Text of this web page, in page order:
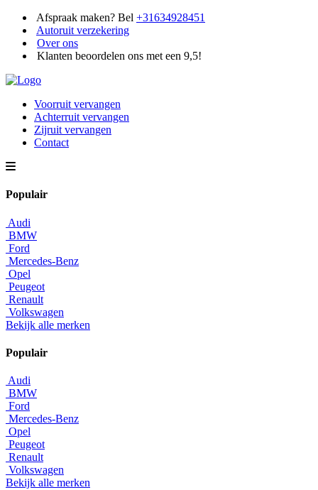
Afspraak maken? Bel +31634928451
Autoruit verzekering
Over ons
Klanten beoordelen ons met een 9,5!
Voorruit vervangen
Achterruit vervangen
Zijruit vervangen
Contact
Populair
Audi
BMW
Ford
Mercedes-Benz
Opel
Peugeot
Renault
Volkswagen
Bekijk alle merken
Populair
Audi
BMW
Ford
Mercedes-Benz
Opel
Peugeot
Renault
Volkswagen
Bekijk alle merken